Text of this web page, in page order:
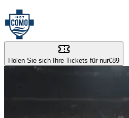
Holen Sie sich Ihre Tickets für nur€89